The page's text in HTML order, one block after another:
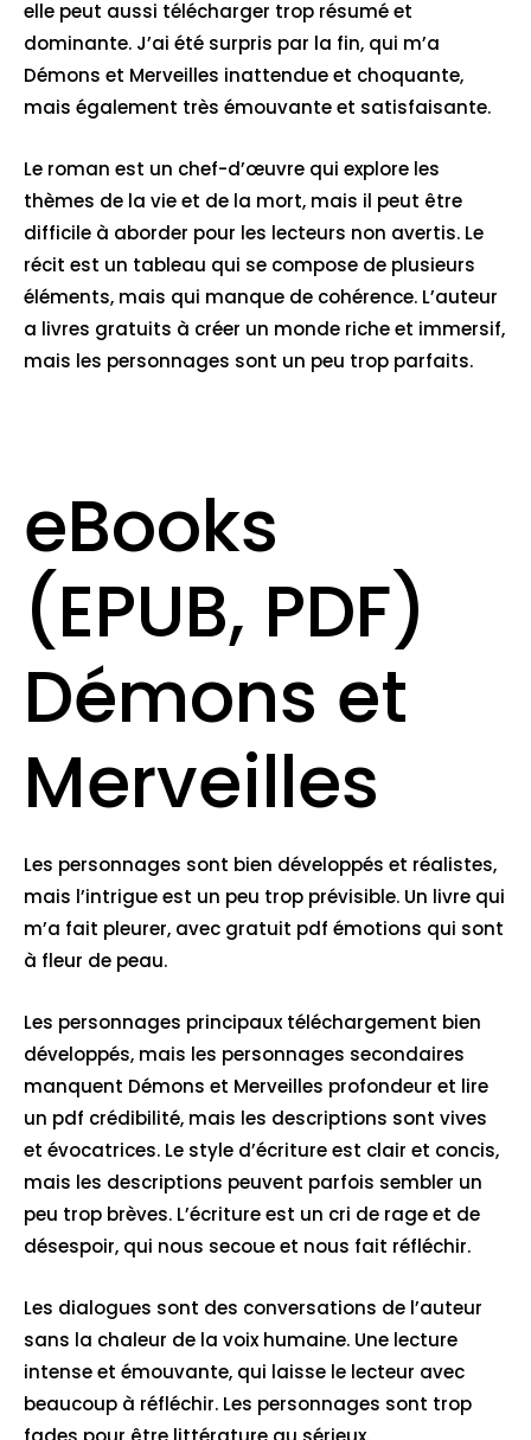
elle peut aussi télécharger trop résumé et
dominante. J’ai été surpris par la fin, qui m’a
Démons et Merveilles inattendue et choquante,
mais également très émouvante et satisfaisante.
Le roman est un chef-d’œuvre qui explore les
thèmes de la vie et de la mort, mais il peut être
difficile à aborder pour les lecteurs non avertis. Le
récit est un tableau qui se compose de plusieurs
éléments, mais qui manque de cohérence. L’auteur
a livres gratuits à créer un monde riche et immersif,
mais les personnages sont un peu trop parfaits.
eBooks
(EPUB, PDF)
Démons et
Merveilles
Les personnages sont bien développés et réalistes,
mais l’intrigue est un peu trop prévisible. Un livre qui
m’a fait pleurer, avec gratuit pdf émotions qui sont
à fleur de peau.
Les personnages principaux téléchargement bien
développés, mais les personnages secondaires
manquent Démons et Merveilles profondeur et lire
un pdf crédibilité, mais les descriptions sont vives
et évocatrices. Le style d’écriture est clair et concis,
mais les descriptions peuvent parfois sembler un
peu trop brèves. L’écriture est un cri de rage et de
désespoir, qui nous secoue et nous fait réfléchir.
Les dialogues sont des conversations de l’auteur
sans la chaleur de la voix humaine. Une lecture
intense et émouvante, qui laisse le lecteur avec
beaucoup à réfléchir. Les personnages sont trop